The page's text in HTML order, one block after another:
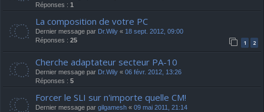
Réponses : 1
La composition de votre PC
Dernier message par Dr.Wily « 18 sept. 2012, 09:00
Réponses : 25 1 2
Cherche adaptateur secteur PA-10
Dernier message par Dr.Wily « 06 févr. 2012, 13:26
Réponses : 5
Forcer le SLI sur n'importe quelle CM!
Dernier message par gilgamesh « 09 mai 2011, 21:14